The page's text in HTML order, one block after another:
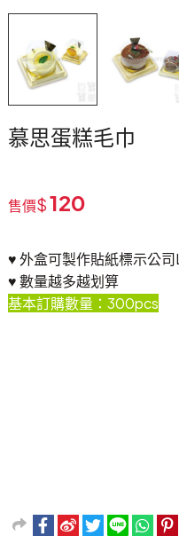
慕思蛋糕毛巾
售價$120
♥ 外盒可製作貼紙標示公
♥ 數量越多越划算
基本訂購數量：300pcs